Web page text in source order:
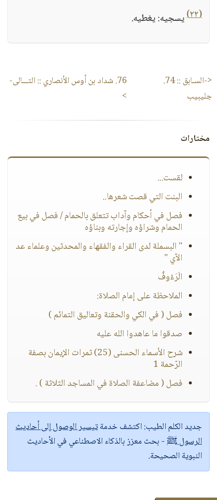
(٢٢)
يسجيه: يغطيه.
<-السـابق ::
74.
جليبيب
76. شداد بن أوس الأنصاري
:: التـــالى-
>
مختارات
لقست...
البنت التي قصت شعرها..
فصل في أحكام وآداب تتعلق بالحمام / فصل في بيع
الحمام وشراؤه وإجارته وبناؤه
" البسملة لدى القراء والفقهاء والمحدثين وعلماء عد
الآي "
الَرَءُوفٌ
الملاحظة على إمام الصلاة:
فصل ( في الكي والحقنة وتعاليق التمائم )
صدقوا ما عاهدوا الله عليه
شرح الأسماء الحسنى (25) ثمرات الإيمان بصفة
الرّحمة 1
فصل ( مضاعفة الصلاة في المساجد الثلاثة ) .
جديد الكلم الطيب:اكتشف خدمةتيسير الوصول إلى أحاديث
الرسول ﷺ - بحث معزز بالذكاء الاصطناعي في الأحاديث
النبوية الصحيحة.